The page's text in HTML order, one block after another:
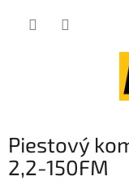
Piestový
2,2-150FM